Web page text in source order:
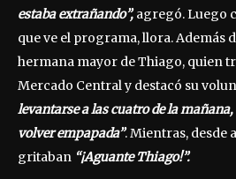
estaba extrañando”,agregó. Luego
que ve el programa, llora. Además
hermana mayor de Thiago, quien
Mercado Central y destacó su
levantarse a las cuatro de la
volver empapada”. Mientras, desde
gritaban “¡Aguante Thiago!”.